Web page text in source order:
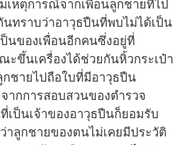
นทราบว่าอาวุธปืนที่พบไม่ได้เป็น
นของเพื่อนอีกคนซึ่งอยู่ที่
ขึ้นเครื่องได้ช่วยกันหิ้วกระเป๋า
ชายไปถือใบที่มีอาวุธปืน
ากการสอบสวนของตำรวจ
เป็นเจ้าของอาวุธปืนก็ยอมรับ
าลูกชายของตนไม่เคยมีประวัติ